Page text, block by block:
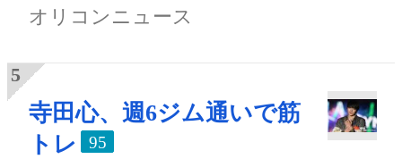
オリコンニュース
寺田心、週6ジム通いで筋
トレ
95